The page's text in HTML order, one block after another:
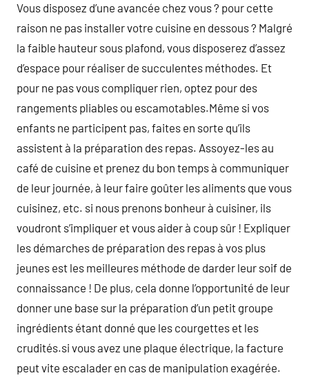
Vous disposez d’une avancée chez vous ? pour cette
raison ne pas installer votre cuisine en dessous ? Malgré
la faible hauteur sous plafond, vous disposerez d’assez
d’espace pour réaliser de succulentes méthodes. Et
pour ne pas vous compliquer rien, optez pour des
rangements pliables ou escamotables.Même si vos
enfants ne participent pas, faites en sorte qu’ils
assistent à la préparation des repas. Assoyez-les au
café de cuisine et prenez du bon temps à communiquer
de leur journée, à leur faire goûter les aliments que vous
cuisinez, etc. si nous prenons bonheur à cuisiner, ils
voudront s’impliquer et vous aider à coup sûr ! Expliquer
les démarches de préparation des repas à vos plus
jeunes est les meilleures méthode de darder leur soif de
connaissance ! De plus, cela donne l’opportunité de leur
donner une base sur la préparation d’un petit groupe
ingrédients étant donné que les courgettes et les
crudités.si vous avez une plaque électrique, la facture
peut vite escalader en cas de manipulation exagérée.